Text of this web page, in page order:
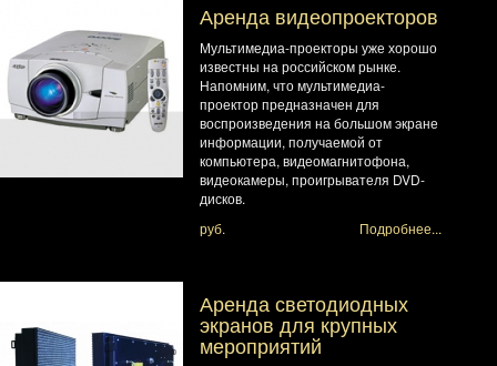
Аренда видеопроекторов
Мультимедиа-проекторы уже хорошо
известны на российском рынке.
Напомним, что мультимедиа-
проектор предназначен для
воспроизведения на большом экране
информации, получаемой от
компьютера, видеомагнитофона,
видеокамеры, проигрывателя DVD-
дисков.
руб.
Подробнее...
Аренда светодиодных
экранов для крупных
мероприятий